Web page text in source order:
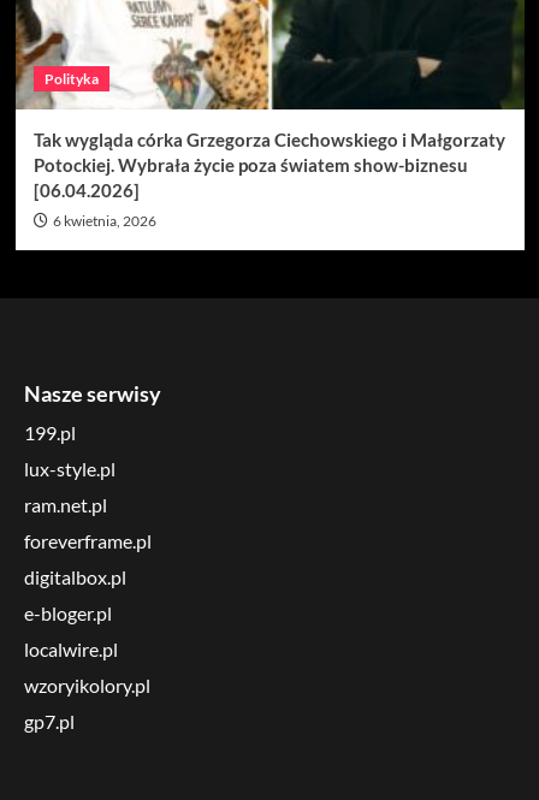
Polityka
Tak wygląda córka Grzegorza Ciechowskiego i Małgorzaty
Potockiej. Wybrała życie poza światem show-biznesu
[06.04.2026]
6 kwietnia, 2026
Nasze serwisy
199.pl
lux-style.pl
ram.net.pl
foreverframe.pl
digitalbox.pl
e-bloger.pl
localwire.pl
wzoryikolory.pl
gp7.pl